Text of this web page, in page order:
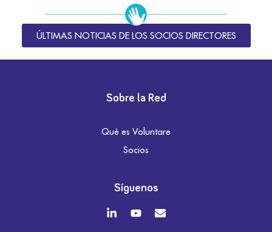
ÚLTIMAS NOTICIAS DE LOS SOCIOS DIRECTORES
Sobre la Red
Qué es Voluntare
Socios
Síguenos